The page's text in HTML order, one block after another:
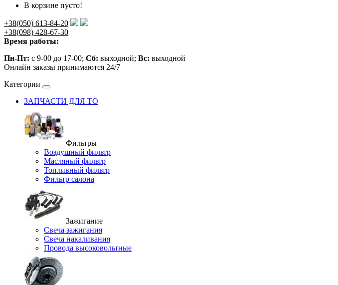
В корзине пусто!
+38(050) 613-84-20
+38(098) 428-67-30
Время работы:
Пн-Пт: с 9-00 до 17-00; Сб: выходной; Вс: выходной
Онлайн заказы принимаются 24/7
Категории
ЗАПЧАСТИ ДЛЯ ТО
Фильтры
Воздушный фильтр
Масляный фильтр
Топливный фильтр
Фильтр салона
Зажигание
Свеча зажигания
Свеча накаливания
Провода высоковольтные